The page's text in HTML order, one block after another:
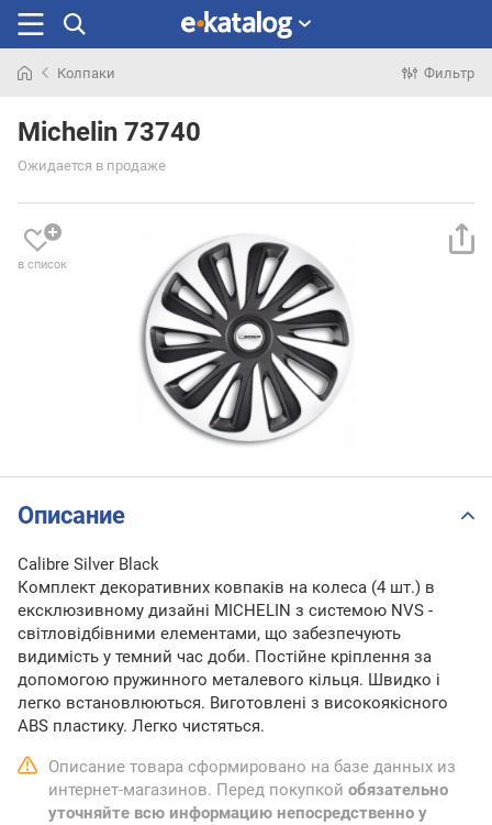
раньше
Колпаки Фильтр
Michelin 73740
Ожидается в продаже
в список
Описание
Calibre Silver Black
Комплект декоративних ковпаків на колеса (4 шт.) в
ексклюзивному дизайні MICHELIN з системою NVS -
світловідбівними елементами, що забезпечують
видимість у темний час доби. Постійне кріплення за
допомогою пружинного металевого кільця. Швидко і
легко встановлюються. Виготовлені з високоякісного
ABS пластику. Легко чистяться.
Описание товара сформировано на базе данных из
интернет-магазинов. Перед покупкой обязательно
уточняйте всю информацию непосредственно у